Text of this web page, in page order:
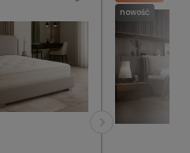
nowość